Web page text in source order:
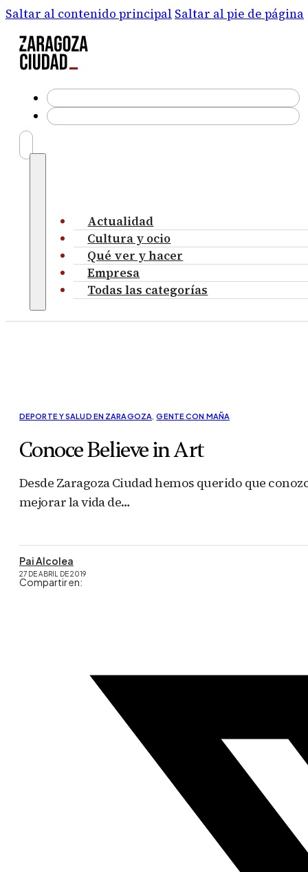
Saltar al contenido principal Saltar al pie de página
Actualidad
Cultura y ocio
Qué ver y hacer
Empresa
Todas las categorías
DEPORTE Y SALUD EN ZARAGOZA, GENTE CON MAÑA
Conoce Believe in Art
Desde Zaragoza Ciudad hemos querido que
mejorar la vida de…
Pai Alcolea
27 DE ABRIL DE 2019
Compartir en: